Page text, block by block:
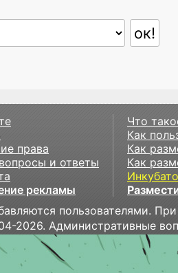
права
и ответы
рекламы
Что
Как
Как
Как
пользователями.
2026. Административные